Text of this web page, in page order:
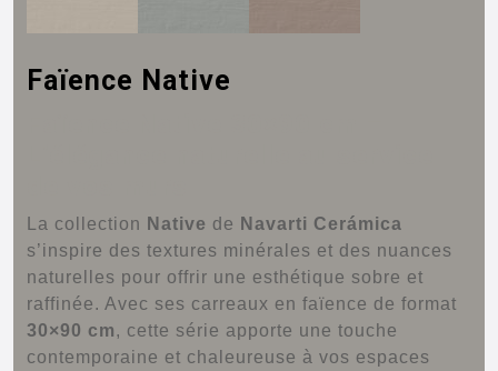
Faïence Native
La collection Native de Navarti Cerámica
s’inspire des textures minérales et des nuances
naturelles pour offrir une esthétique sobre et
raffinée. Avec ses carreaux en faïence de format
30×90 cm, cette série apporte une touche
contemporaine et chaleureuse à vos espaces